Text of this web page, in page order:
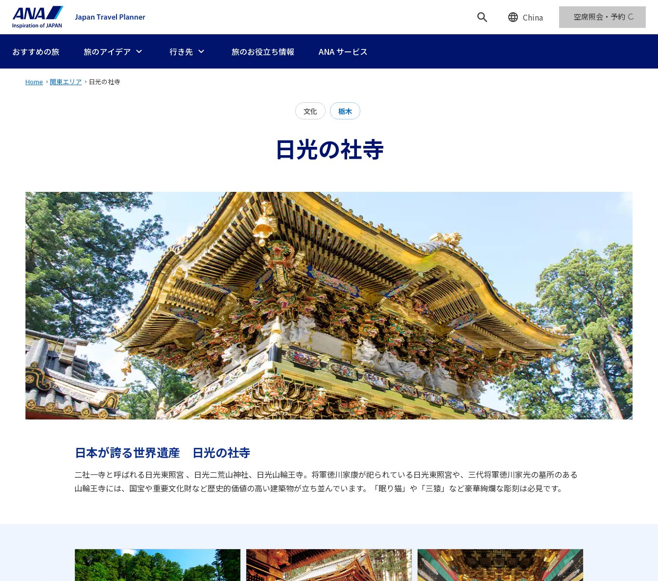
China 空席照会・予約
おすすめの旅 旅のアイデア 行き先 旅のお役立ち情報 ANA サービス
Home 関東エリア 日光の社寺
文化 栃木
日光の社寺
日本が誇る世界遺産 日光の社寺
二社一寺と呼ばれる日光東照宮 、日光二荒山神社、日光山輪王寺。将軍徳川家康が祀られている日光東照宮や、三代将軍徳川家光の墓所のある
山輪王寺には、国宝や重要文化財など歴史的価値の高い建築物が立ち並んでいます。「眠り猫」や「三猿」など豪華絢爛な彫刻は必見です。